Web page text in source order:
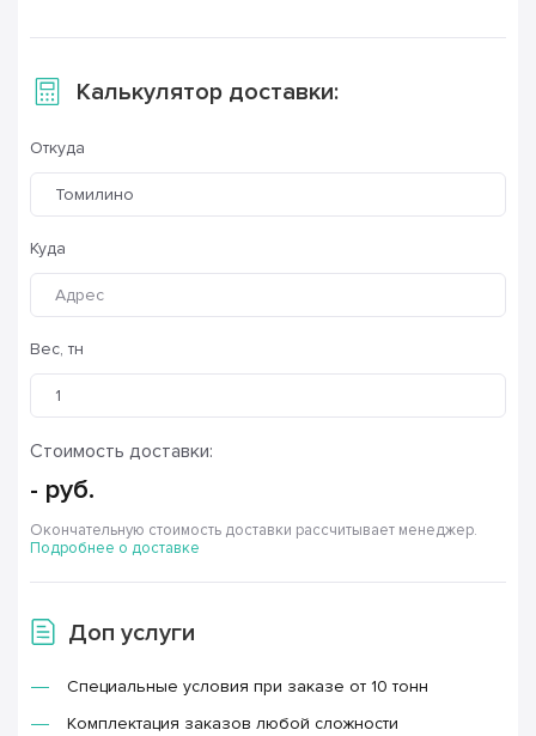
Калькулятор доставки:
Откуда
Томилино
Куда
Вес, тн
Стоимость доставки:
- руб.
Окончательную стоимость доставки рассчитывает менеджер.
Подробнее о доставке
Доп услуги
Специальные условия при заказе от 10 тонн
Комплектация заказов любой сложности